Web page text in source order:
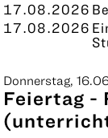
17.08.2026
17.08.2026
Donnerstag,
Feiertag -